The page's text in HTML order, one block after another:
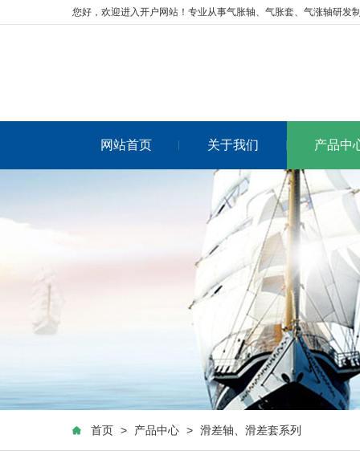
您好，欢迎进入开户网站！专业从事气胀轴、气胀套、气涨轴研发
网站首页 关于我们 产品中
首页 > 产品中心 > 滑差轴、滑差套系列